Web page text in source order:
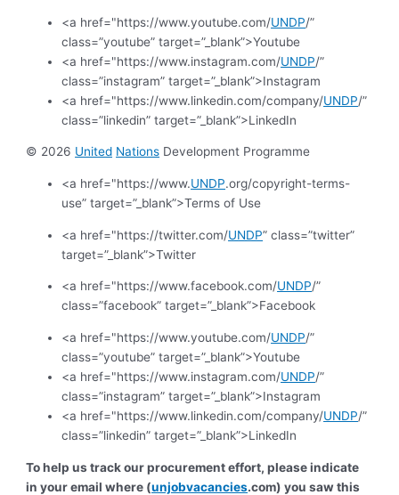
<a href="https://www.youtube.com/UNDP/”
class=”youtube” target=”_blank”>Youtube
<a href="https://www.instagram.com/UNDP/”
class=”instagram” target=”_blank”>Instagram
<a href="https://www.linkedin.com/company/UNDP/”
class=”linkedin” target=”_blank”>LinkedIn
© 2026 United Nations Development Programme
<a href="https://www.UNDP.org/copyright-terms-
use” target=”_blank”>Terms of Use
<a href="https://twitter.com/UNDP” class=”twitter”
target=”_blank”>Twitter
<a href="https://www.facebook.com/UNDP/”
class=”facebook” target=”_blank”>Facebook
<a href="https://www.youtube.com/UNDP/”
class=”youtube” target=”_blank”>Youtube
<a href="https://www.instagram.com/UNDP/”
class=”instagram” target=”_blank”>Instagram
<a href="https://www.linkedin.com/company/UNDP/”
class=”linkedin” target=”_blank”>LinkedIn
To help us track our procurement effort, please indicate
in your email where (unjobvacancies.com) you saw this